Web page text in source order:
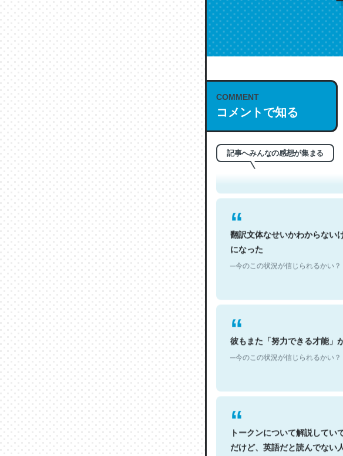
COMMENT
コメントで知る
記事へみんなの感想が集まる
これは名文。彼はとてもクレ
もお勧め。自分はこの流れ
─今のこの状況が信じられるかい？
翻訳文体なせいかわからない
になった
─今のこの状況が信じられるかい？
彼もまた「努力できる才能」
─今のこの状況が信じられるかい？
トークンについて解説してい
だけど、英語だと読んでない
やすい解説なので続編にも期